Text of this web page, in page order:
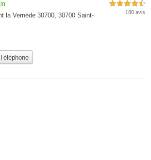
la Vernède 30700, 30700 Saint-
4,5 étoiles sur 5
180 avis
Téléphone